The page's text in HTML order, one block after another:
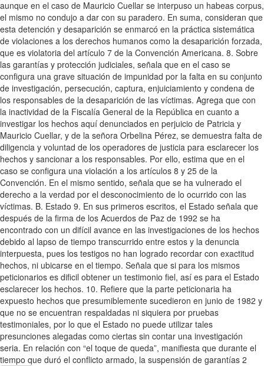
aunque en el caso de Mauricio Cuellar se interpuso un habeas corpus,
el mismo no condujo a dar con su paradero. En suma, consideran que
esta detención y desaparición se enmarcó en la práctica sistemática
de violaciones a los derechos humanos como la desaparición forzada,
que es violatoria del artículo 7 de la Convención Americana. 8. Sobre
las garantías y protección judiciales, señala que en el caso se
configura una grave situación de impunidad por la falta en su conjunto
de investigación, persecución, captura, enjuiciamiento y condena de
los responsables de la desaparición de las víctimas. Agrega que con
la inactividad de la Fiscalía General de la República en cuanto a
investigar los hechos aquí denunciados en perjuicio de Patricia y
Mauricio Cuellar, y de la señora Orbelina Pérez, se demuestra falta de
diligencia y voluntad de los operadores de justicia para esclarecer los
hechos y sancionar a los responsables. Por ello, estima que en el
caso se configura una violación a los artículos 8 y 25 de la
Convención. En el mismo sentido, señala que se ha vulnerado el
derecho a la verdad por el desconocimiento de lo ocurrido con las
víctimas. B. Estado 9. En sus primeros escritos, el Estado señala que
después de la firma de los Acuerdos de Paz de 1992 se ha
encontrado con un difícil avance en las investigaciones de los hechos
debido al lapso de tiempo transcurrido entre estos y la denuncia
interpuesta, pues los testigos no han logrado recordar con exactitud
hechos, ni ubicarse en el tiempo. Señala que si para los mismos
peticionarios es dificil obtener un testimonio fiel, así es para el Estado
esclarecer los hechos. 10. Refiere que la parte peticionaria ha
expuesto hechos que presumiblemente sucedieron en junio de 1982 y
que no se encuentran respaldadas ni siquiera por pruebas
testimoniales, por lo que el Estado no puede utilizar tales
presunciones alegadas como ciertas sin contar una investigación
seria. En relación con “el toque de queda”, manifiesta que durante el
tiempo que duró el conflicto armado, la suspensión de garantías 2